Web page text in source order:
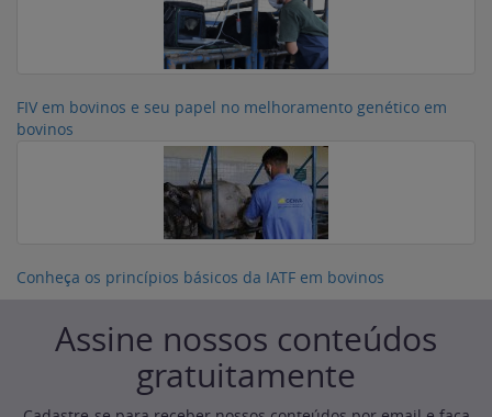
FIV em bovinos e seu papel no melhoramento genético em
bovinos
Conheça os princípios básicos da IATF em bovinos
Assine nossos conteúdos
gratuitamente